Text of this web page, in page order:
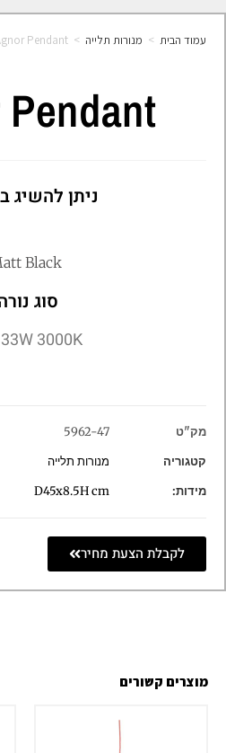
עמוד הבית > מנורות תלייה >
Pendant
ניתן להשיג
Black
סוג
3000K
מק"ט
5962-47
קטגוריה
מנורות תלייה
מידות:
D45x8.5H cm
לקבלת הצעת מחיר
מוצרים קשורים